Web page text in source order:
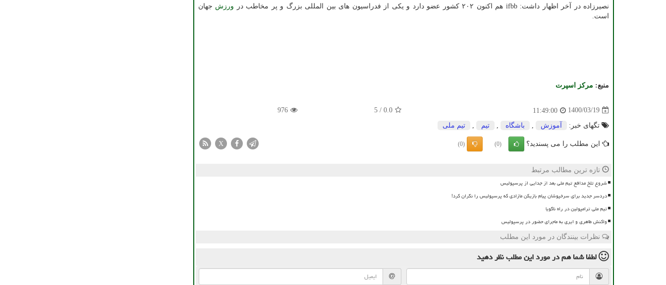
نصیرزاده در آخر اظهار داشت: ifbb هم اکنون ۲۰۲ کشور عضو دارد و یکی از فدراسیون های بین المللی بزرگ و پر مخاطب در ورزش جهان
است.
منبع: مركز اسپرت
1400/03/19
11:49:00
0.0
/
5
976
تگهای خبر: آموزش باشگاه تیم تیم ملی
این مطلب را می پسندید؟ (0)
(0)
X
تازه ترین مطالب مرتبط
شروع تلخ مدافع تیم ملی بعد از جدایی از پرسپولیس
دردسر جدید برای سرخپوشان پیام بازیکن مازادی که پرسپولیس را نگران کرد!
تیم ملی ترامپولین در راه ناگویا
واکنش طاهری و ایری به ماجرای حضور در پرسپولیس
نظرات بینندگان در مورد این مطلب
لطفا شما همدر مورد این مطلبنظر دهید